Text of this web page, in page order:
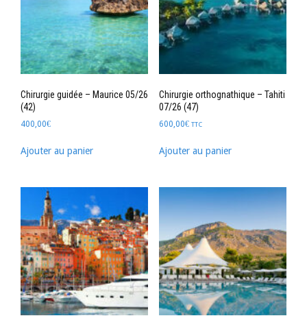
Chirurgie guidée – Maurice 05/26
(42)
400,00€
Ajouter au panier
Chirurgie orthognathique – Tahiti
07/26 (47)
600,00€ TTC
Ajouter au panier